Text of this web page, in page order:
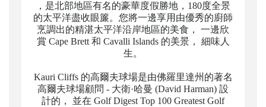
，是北部地區有名的豪華度假勝地，180度全景
的太平洋盡收眼簾。您將一邊享用由優秀的廚師
烹調出的精湛太平洋沿岸地區的美食， 一邊欣
賞 Cape Brett 和 Cavalli Islands 的美景， 細味人
生。
Kauri Cliffs 的高爾夫球場是由佛羅里達州的著名
高爾夫球場顧問 - 大衛·哈曼 (David Harman) 設
計的， 並在 Golf Digest Top 100 Greatest Golf